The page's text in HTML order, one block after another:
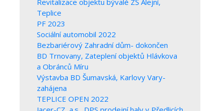
Teplice
PF 2023
Sociální automobil 2022
Bezbariérový Zahradní dům- dokončen
BD Trnovany, Zateplení objektů Hlávkova
a Obránců Míru
Výstavba BD Šumavská, Karlovy Vary-
zahájena
TEPLICE OPEN 2022